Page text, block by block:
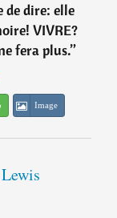
de dire: elle
VIVRE?
fera plus.”
Image